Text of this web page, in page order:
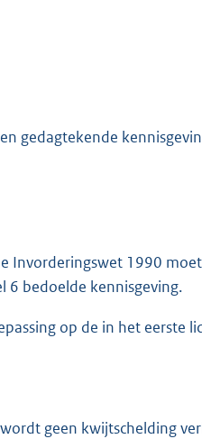
gedagtekende
Invorderingswet 1990
6 bedoelde kennisgeving.
op de in het eerste
geen kwijtschelding